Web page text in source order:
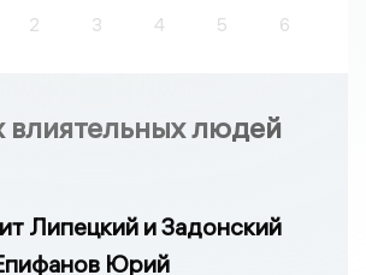
2 3 4 5 6
влиятельных людей
Липецкий и Задонский
Юрий